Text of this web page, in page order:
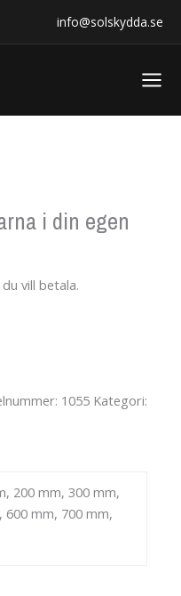
info@solskydda.se
i din egen
vill betala.
1055 Kategori:
200 mm, 300 mm,
600 mm, 700 mm,